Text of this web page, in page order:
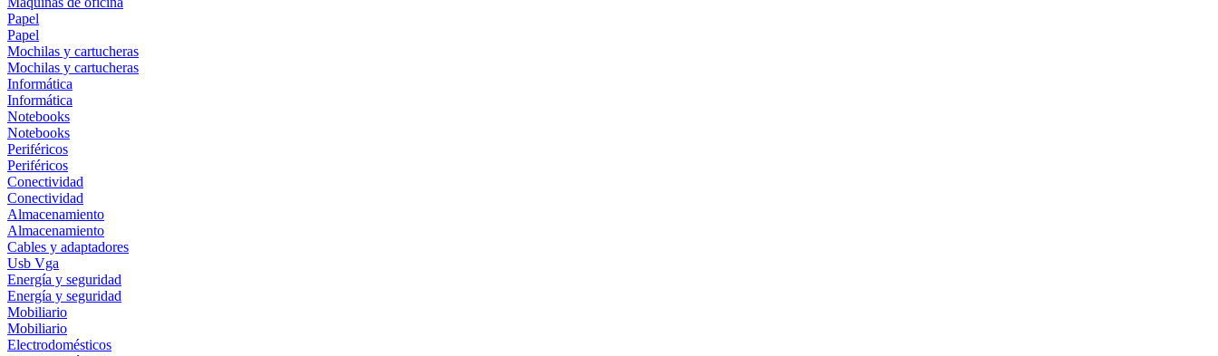
Papel
Papel
Mochilas y cartucheras
Mochilas y cartucheras
Informática
Informática
Notebooks
Notebooks
Periféricos
Periféricos
Conectividad
Conectividad
Almacenamiento
Almacenamiento
Cables y adaptadores
Usb Vga
Energía y seguridad
Energía y seguridad
Mobiliario
Mobiliario
Electrodomésticos